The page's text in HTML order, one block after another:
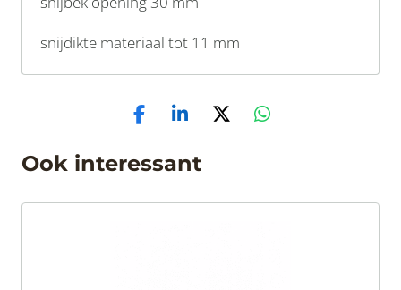
snijdikte materiaal tot 11 mm
Ook interessant